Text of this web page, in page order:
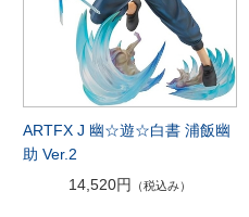
ARTFX J 幽☆遊☆白書 浦飯幽
助 Ver.2
14,520円
（税込み）